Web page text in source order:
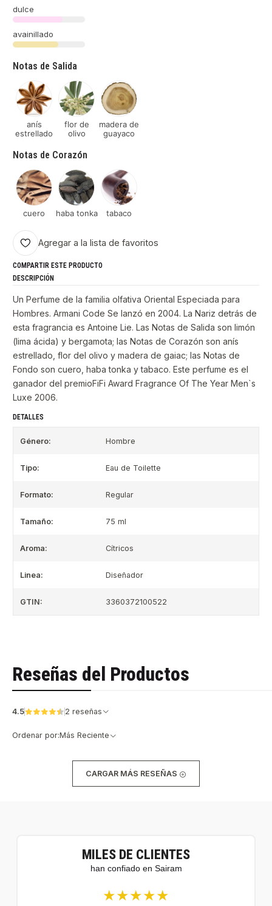
dulce
avainillado
Notas de Salida
anís
estrellado
flor de
olivo
madera de
guayaco
Notas de Corazón
cuero haba tonka tabaco
Agregar a la lista de favoritos
COMPARTIR ESTE PRODUCTO
DESCRIPCIÓN
Un Perfume de la familia olfativa Oriental Especiada para
Hombres. Armani Code Se lanzó en 2004. La Nariz detrás de
esta fragrancia es Antoine Lie. Las Notas de Salida son limón
(lima ácida) y bergamota; las Notas de Corazón son anís
estrellado, flor del olivo y madera de gaiac; las Notas de
Fondo son cuero, haba tonka y tabaco. Este perfume es el
ganador del premioFiFi Award Fragrance Of The Year Men`s
Luxe 2006.
DETALLES
Género: Hombre
Tipo: Eau de Toilette
Formato: Regular
Tamaño: 75 ml
Aroma: Cítricos
Linea: Diseñador
GTIN: 3360372100522
Reseñas del Productos
4.5 2 reseñas
Ordenar por:Más Reciente
CARGAR MÁS RESEÑAS
MILES DE CLIENTES
han confiado en Sairam
★★★★★